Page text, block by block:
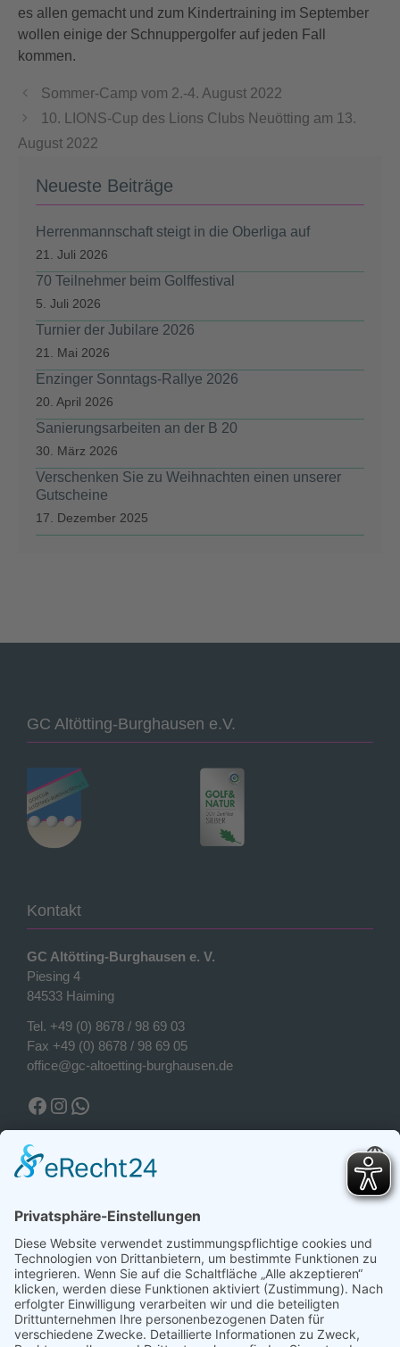
es allen gemacht und zum Kindertraining im September
wollen einige der Schnuppergolfer auf jeden Fall
kommen.
Sommer-Camp vom 2.-4. August 2022
10. LIONS-Cup des Lions Clubs Neuötting am 13.
August 2022
Neueste Beiträge
Herrenmannschaft steigt in die Oberliga auf
21. Juli 2026
70 Teilnehmer beim Golffestival
5. Juli 2026
Turnier der Jubilare 2026
21. Mai 2026
Enzinger Sonntags-Rallye 2026
20. April 2026
Sanierungsarbeiten an der B 20
30. März 2026
Verschenken Sie zu Weihnachten einen unserer
Gutscheine
17. Dezember 2025
GC Altötting-Burghausen e.V.
Kontakt
GC Altötting-Burghausen e. V.
Piesing 4
84533 Haiming
Tel. +49 (0) 8678 / 98 69 03
Fax +49 (0) 8678 / 98 69 05
office@gc-altoetting-burghausen.de
Facebook Golfclub
Instagram Golfclub
WhatsApp
Wetter Piesing
Wetter Piesing
Sonntag, 09.08.2026
17°C
Klar
Morgens Mittags Abends